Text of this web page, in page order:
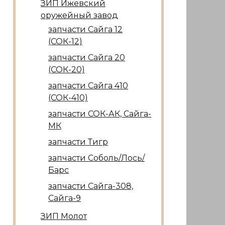
ЗИП Ижевский
оружейный завод
запчасти Сайга 12
(СОК-12)
запчасти Сайга 20
(СОК-20)
запчасти Сайга 410
(СОК-410)
запчасти СОК-АК, Сайга-
МК
запчасти Тигр
запчасти Соболь/Лось/
Барс
запчасти Сайга-308,
Сайга-9
ЗИП Молот